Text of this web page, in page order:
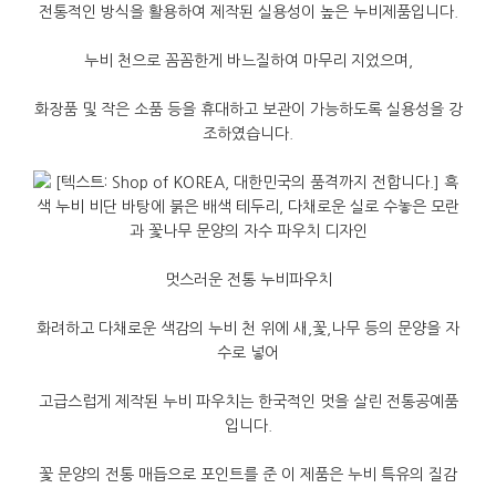
전통적인 방식을 활용하여 제작된 실용성이 높은 누비제품입니다.
누비 천으로 꼼꼼한게 바느질하여 마무리 지었으며
화장품 및 작은 소품 등을 휴대하고 보관이 가능하도록 실용성을 강
조하였습니다
멋스러운 전통 누비파우치
화려하고 다채로운 색감의 누비 천 위에 새 꽃 나무 등의 문양을 자
수로 넣어
고급스럽게 제작된 누비 파우치는 한국적인 멋을 살린 전통공예품
입니다.
꽃 문양의 전통 매듭으로 포인트를 준 이 제품은 누비 특유의 질감